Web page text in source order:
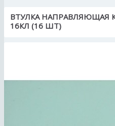
ВТУЛКА НАПРАВЛЯЮЩАЯ
16КЛ (16 ШТ)